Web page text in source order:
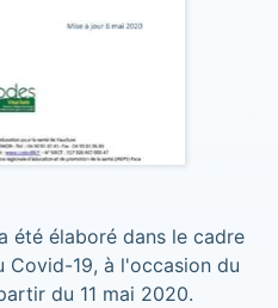
été élaboré dans le cadre
Covid-19, à l'occasion du
du 11 mai 2020.